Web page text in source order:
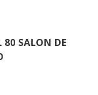
80 SALON DE